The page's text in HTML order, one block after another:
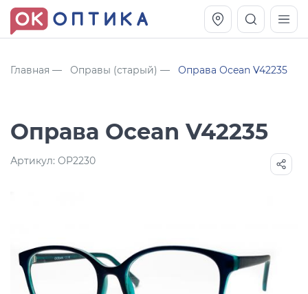
Главная Оправы (старый) Оправа Ocean V42235
Оправа Ocean V42235
Артикул: OP2230
11 991